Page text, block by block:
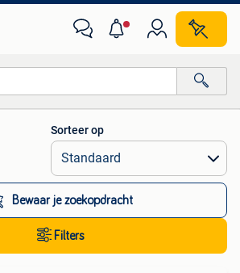
Alle afstanden…
Sorteer op
Bewaar je zoekopdracht
Filters